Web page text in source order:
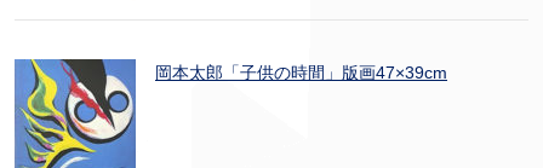
岡本太郎「子供の時間」版画47×39cm